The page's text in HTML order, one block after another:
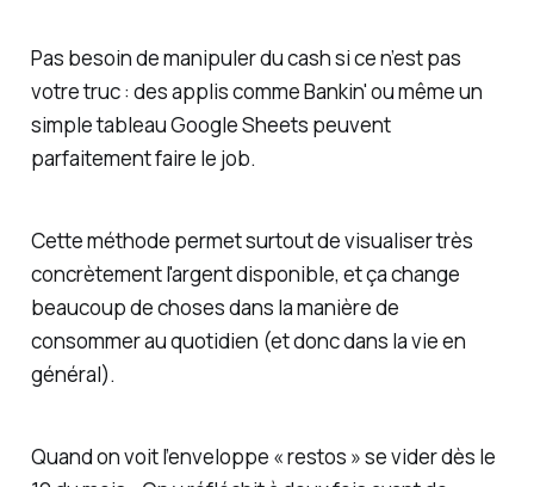
Pas besoin de manipuler du cash si ce n’est pas
votre truc : des applis comme Bankin' ou même un
simple tableau Google Sheets peuvent
parfaitement faire le job.
Cette méthode permet surtout de visualiser très
concrètement l'argent disponible, et ça change
beaucoup de choses dans la manière de
consommer au quotidien (et donc dans la vie en
général).
Quand on voit l’enveloppe « restos » se vider dès le